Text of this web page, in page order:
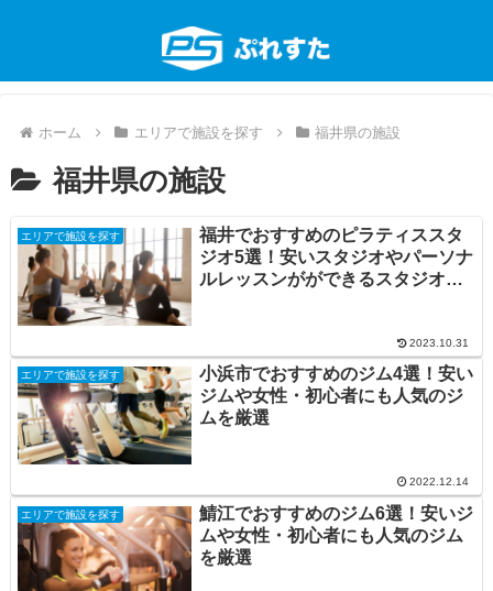
ホーム エリアで施設を探す 福井県の施設
福井県の施設
エリアで施設を探す
福井でおすすめのピラティススタ
ジオ5選！安いスタジオやパーソナ
ルレッスンがができるスタジオを
2023.10.31
エリアで施設を探す
小浜市でおすすめのジム4選！安い
ジムや女性・初心者にも人気のジ
ムを厳選
2022.12.14
エリアで施設を探す
鯖江でおすすめのジム6選！安いジ
ムや女性・初心者にも人気のジム
を厳選